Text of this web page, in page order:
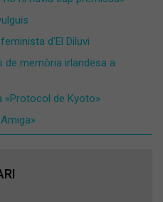
d'El Diluvi
de memòria irlandesa a
«Protocol de Kyoto»